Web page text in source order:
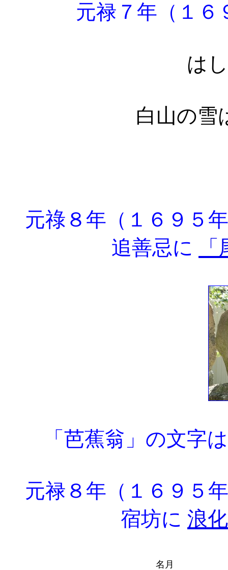
元禄７年（１６
はしめ
白山の雪
元祿８年（１６９５
追善忌に
「芭蕉翁」の文字
元禄８年（１６９５
宿坊に 浪化
名月